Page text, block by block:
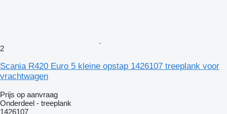
2
Scania R420 Euro 5 kleine opstap 1426107 treeplank voor
vrachtwagen
Prijs op aanvraag
Onderdeel - treeplank
1426107